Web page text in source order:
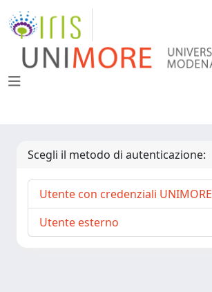
Scegli il metodo di autenticazione:
Utente con credenziali UNIMORE
Utente esterno